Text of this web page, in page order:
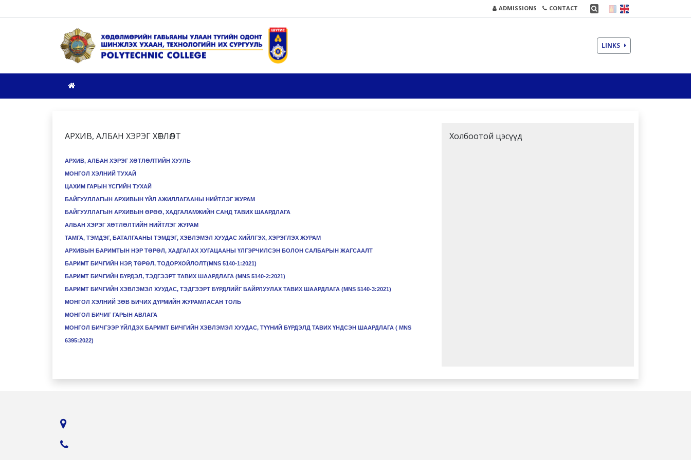
ADMISSIONS CONTACT
LINKS
АРХИВ, АЛБАН ХЭРЭГ ХӨТЛӨЛТ
АРХИВ, АЛБАН ХЭРЭГ ХӨТЛӨЛТИЙН ХУУЛЬ
МОНГОЛ ХЭЛНИЙ ТУХАЙ
ЦАХИМ ГАРЫН ҮСГИЙН ТУХАЙ
БАЙГУУЛЛАГЫН АРХИВЫН ҮЙЛ АЖИЛЛАГААНЫ НИЙТЛЭГ ЖУРАМ
БАЙГУУЛЛАГЫН АРХИВЫН ӨРӨӨ, ХАДГАЛАМЖИЙН САНД ТАВИХ ШААРДЛАГА
АЛБАН ХЭРЭГ ХӨТЛӨЛТИЙН НИЙТЛЭГ ЖУРАМ
ТАМГА, ТЭМДЭГ, БАТАЛГААНЫ ТЭМДЭГ, ХЭВЛЭМЭЛ ХУУДАС ХИЙЛГЭХ, ХЭРЭГЛЭХ ЖУРАМ
АРХИВЫН БАРИМТЫН НЭР ТӨРӨЛ, ХАДГАЛАХ ХУГАЦААНЫ ҮЛГЭРЧИЛСЭН БОЛОН САЛБАРЫН ЖАГСААЛТ
БАРИМТ БИЧГИЙН НЭР, ТӨРӨЛ, ТОДОРХОЙЛОЛТ(MNS 5140-1:2021)
БАРИМТ БИЧГИЙН БҮРДЭЛ, ТЭДГЭЭРТ ТАВИХ ШААРДЛАГА (MNS 5140-2:2021)
БАРИМТ БИЧГИЙН ХЭВЛЭМЭЛ ХУУДАС, ТЭДГЭЭРТ БҮРДЛИЙГ БАЙРЛУУЛАХ ТАВИХ ШААРДЛАГА (MNS 5140-3:2021)
МОНГОЛ ХЭЛНИЙ ЗӨВ БИЧИХ ДҮРМИЙН ЖУРАМЛАСАН ТОЛЬ
МОНГОЛ БИЧИГ ГАРЫН АВЛАГА
МОНГОЛ БИЧГЭЭР ҮЙЛДЭХ БАРИМТ БИЧГИЙН ХЭВЛЭМЭЛ ХУУДАС, ТҮҮНИЙ БҮРДЭЛД ТАВИХ ҮНДСЭН ШААРДЛАГА ( MNS
6395:2022)
Холбоотой цэсүүд